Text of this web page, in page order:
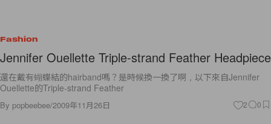
Fashion
Jennifer Ouellette Triple-strand Feather Headpiece
還在戴有蝴蝶結的hairband嗎？是時候換一換了啊，以下來自Jennifer
Ouellette的Triple-strand Feather
By popbeebee/2009年11月26日 2 0